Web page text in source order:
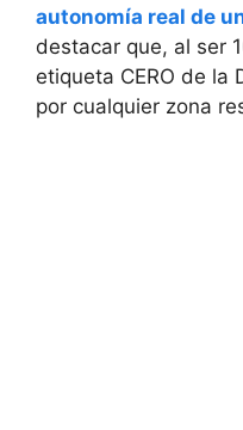
autonomía real de
destacar que, al ser
etiqueta CERO de la
por cualquier zona